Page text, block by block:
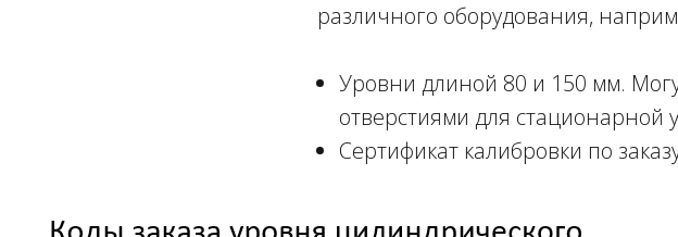
различного оборудования,
Уровни длиной 80 и 150 мм.
отверстиями для стационарной
Сертификат калибровки по